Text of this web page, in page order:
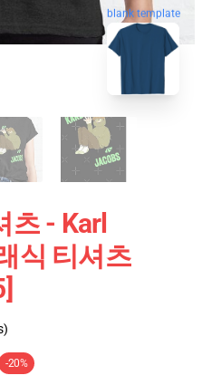
blank template
츠 - Karl
식 티셔츠
-20%